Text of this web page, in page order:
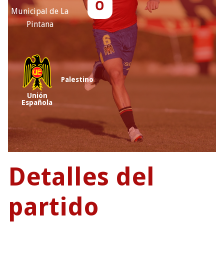
Municipal de La
Pintana
0
Unión
Española
Palestino
Detalles del
partido